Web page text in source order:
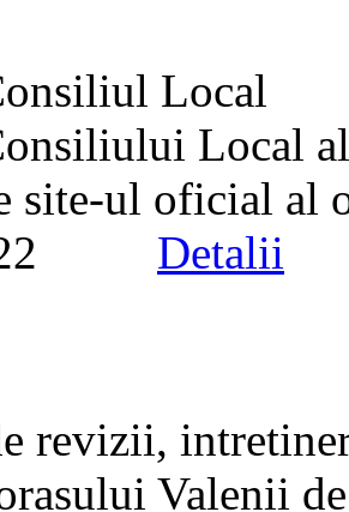
Local
Local
site-ul oficial al
Detalii
revizii,
Valenii